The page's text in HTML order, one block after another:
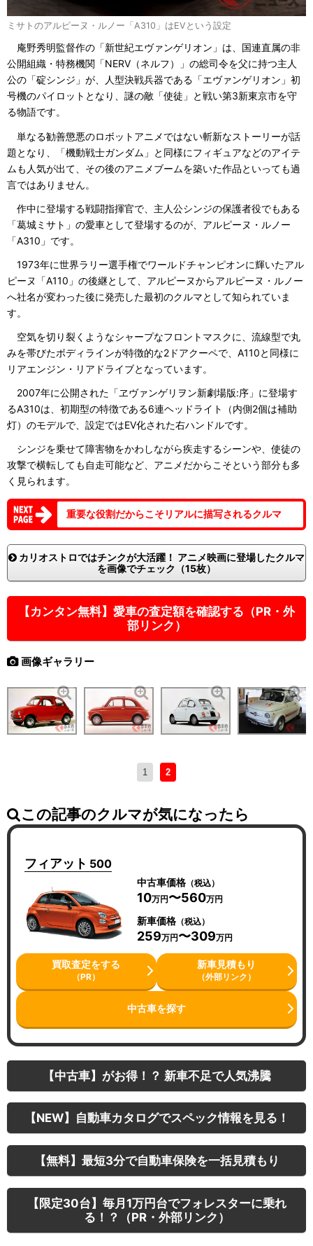
ミサトのアルピーヌ・ルノー「A310」はEVという設定
庵野秀明監督作の「新世紀エヴァンゲリオン」は、国連直属の非
公開組織・特務機関「NERV（ネルフ）」の総司令を父に持つ主人
公の「碇シンジ」が、人型決戦兵器である「エヴァンゲリオン」初
号機のパイロットとなり、謎の敵「使徒」と戦い第3新東京市を守
る物語です。
単なる勧善懲悪のロボットアニメではない斬新なストーリーが話
題となり、「機動戦士ガンダム」と同様にフィギュアなどのアイテ
ムも人気が出て、その後のアニメブームを築いた作品といっても過
言ではありません。
作中に登場する戦闘指揮官で、主人公シンジの保護者役でもある
「葛城ミサト」の愛車として登場するのが、アルピーヌ・ルノー
「A310」です。
1973年に世界ラリー選手権でワールドチャンピオンに輝いたアル
ピーヌ「A110」の後継として、アルピーヌからアルピーヌ・ルノー
へ社名が変わった後に発売した最初のクルマとして知られていま
す。
空気を切り裂くようなシャープなフロントマスクに、流線型で丸
みを帯びたボディラインが特徴的な2ドアクーペで、A110と同様に
リアエンジン・リアドライブとなっています。
2007年に公開された「ヱヴァンゲリヲン新劇場版:序」に登場す
るA310は、初期型の特徴である6連ヘッドライト（内側2個は補助
灯）のモデルで、設定ではEV化された右ハンドルです。
シンジを乗せて障害物をかわしながら疾走するシーンや、使徒の
攻撃で横転しても自走可能など、アニメだからこそという部分も多
く見られます。
重要な役割だからこそリアルに描写されるクルマ
カリオストロではチンクが大活躍！ アニメ映画に登場したクルマ
を画像でチェック（15枚）
【カンタン無料】愛車の査定額を確認する（PR・外
部リンク）
画像ギャラリー
1 2
この記事のクルマが気になったら
フィアット 500
中古車価格（税込）
10万円〜560万円
新車価格（税込）
259万円〜309万円
買取査定をする
（PR）
新車見積もり
（外部リンク）
中古車を探す
【中古車】がお得！？ 新車不足で人気沸騰
【NEW】自動車カタログでスペック情報を見る！
【無料】最短3分で自動車保険を一括見積もり
【限定30台】毎月1万円台でフォレスターに乗れ
る！？（PR・外部リンク）